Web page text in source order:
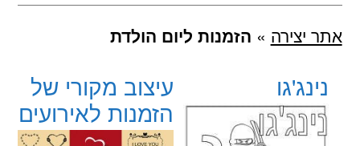
אתר יצירה » הזמנות ליום הולדת
עיצוב מקורי של
הזמנות לאירועים
נינג'גו